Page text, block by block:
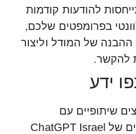
להודעות קודמות
בפרומפטים שלכם,
של המודל וליצור
להקשר.
ידע
שיתופיים עם
משתמשים אחרים של ChatGPT Israel